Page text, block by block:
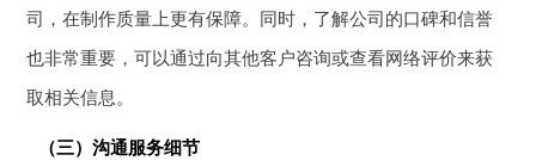
司，在制作质量上更有保障。同时，了解公司的口碑和信誉
也非常重要，可以通过向其他客户咨询或查看网络评价来获
取相关信息。
（三）沟通服务细节